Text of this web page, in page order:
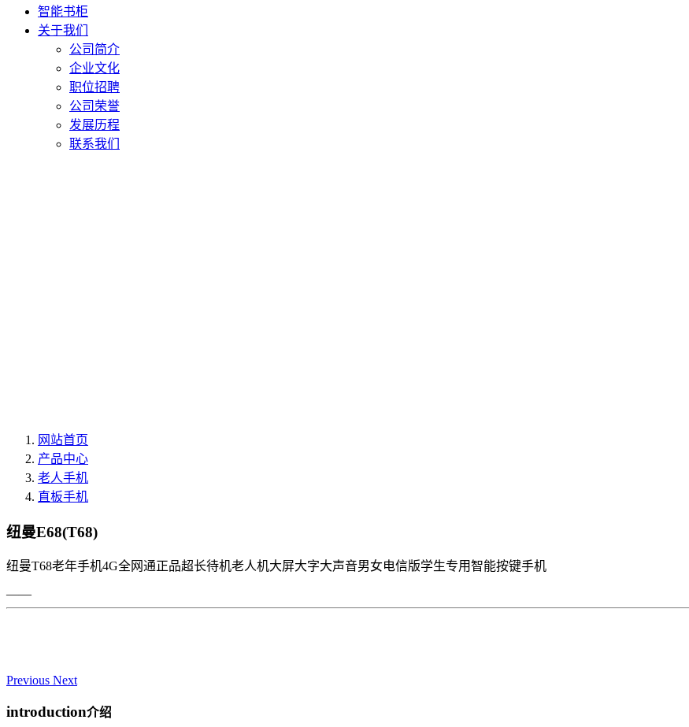
智能书柜
关于我们
公司简介
企业文化
职位招聘
公司荣誉
发展历程
联系我们
网站首页
产品中心
老人手机
直板手机
纽曼E68(T68)
纽曼T68老年手机4G全网通正品超长待机老人机大屏大字大声音男女电信版学生专用智能按键手机
——
Previous Next
introduction介绍